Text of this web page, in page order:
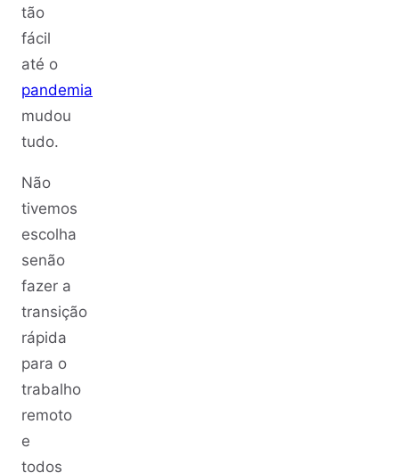
tão
fácil
até o
pandemia
mudou
tudo.
Não
tivemos
escolha
senão
fazer a
transição
rápida
para o
trabalho
remoto
e
todos